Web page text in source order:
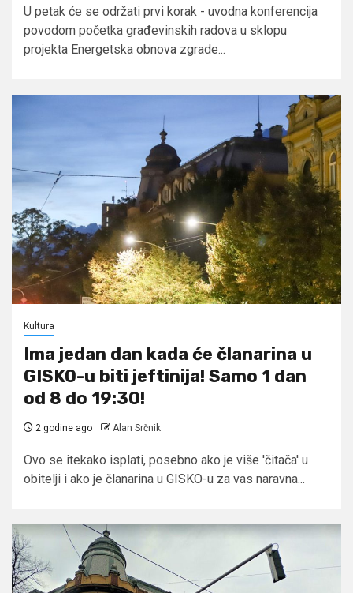
U petak će se održati prvi korak - uvodna konferencija
povodom početka građevinskih radova u sklopu
projekta Energetska obnova zgrade...
Kultura
Ima jedan dan kada će članarina u
GISKO-u biti jeftinija! Samo 1 dan
od 8 do 19:30!
2 godine ago Alan Srčnik
Ovo se itekako isplati, posebno ako je više 'čitača' u
obitelji i ako je članarina u GISKO-u za vas naravna...